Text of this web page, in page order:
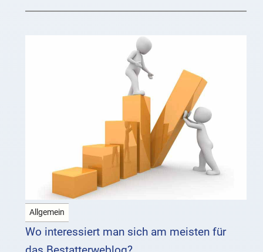
Allgemein
Wo interessiert man sich am meisten für